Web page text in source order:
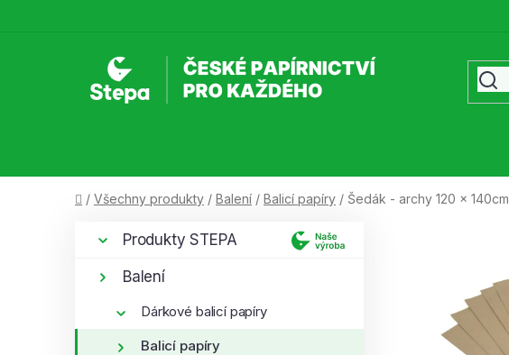
Domů
/ Všechny produkty / Balení / Balicí papíry / Šedák - archy 120 x 140cm
r
Přeskočit
kategorie
o
Produkty STEPA
Balení
Dárkové balicí papíry
Balicí papíry